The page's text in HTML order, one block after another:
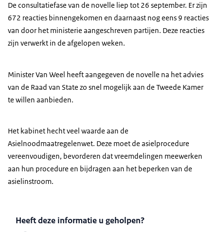
De consultatiefase van de novelle liep tot 26 september. Er zijn
672 reacties binnengekomen en daarnaast nog eens 9 reacties
van door het ministerie aangeschreven partijen. Deze reacties
zijn verwerkt in de afgelopen weken.
Minister Van Weel heeft aangegeven de novelle na het advies
van de Raad van State zo snel mogelijk aan de Tweede Kamer
te willen aanbieden.
Het kabinet hecht veel waarde aan de
Asielnoodmaatregelenwet. Deze moet de asielprocedure
vereenvoudigen, bevorderen dat vreemdelingen meewerken
aan hun procedure en bijdragen aan het beperken van de
asielinstroom.
Heeft deze informatie u geholpen?